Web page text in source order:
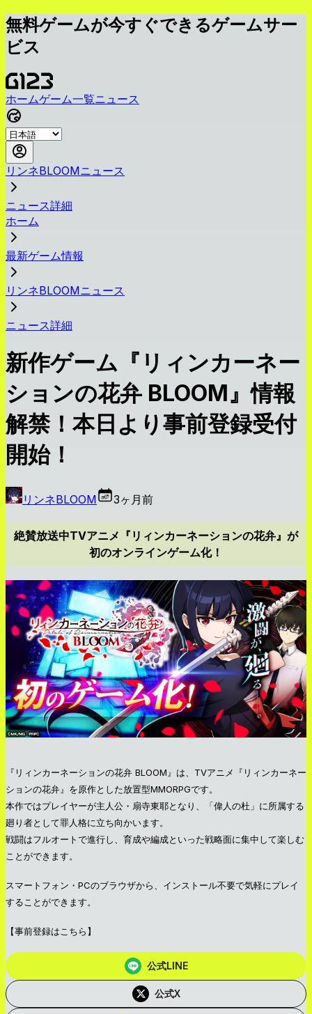
無料ゲームが今すぐできるゲームサー
ビス
ホームゲーム一覧ニュース
リンネBLOOMニュース
ニュース詳細
ホーム
最新ゲーム情報
リンネBLOOMニュース
ニュース詳細
新作ゲーム『リィンカーネー
ションの花弁 BLOOM』情報
解禁！本日より事前登録受付
開始！
リンネBLOOM 3ヶ月前
絶賛放送中TVアニメ『リィンカーネーションの花弁』が
初のオンラインゲーム化！
『リィンカーネーションの花弁 BLOOM』は、TVアニメ『リィンカーネー
ションの花弁』を原作とした放置型MMORPGです。
本作ではプレイヤーが主人公・扇寺東耶となり、「偉人の杜」に所属する
廻り者として罪人格に立ち向かいます。
戦闘はフルオートで進行し、育成や編成といった戦略面に集中して楽しむ
ことができます。
スマートフォン・PCのブラウザから、インストール不要で気軽にプレイ
することができます。
【事前登録はこちら】
公式LINE
公式X